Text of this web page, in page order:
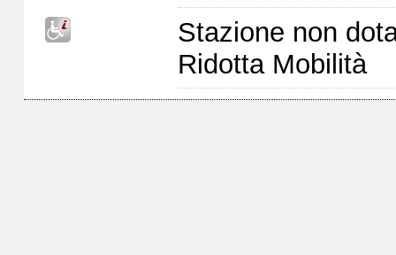
Stazione non
Ridotta Mobilità